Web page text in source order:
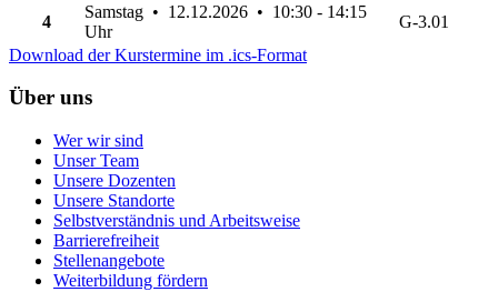
4
Samstag • 12.12.2026 • 10:30 - 14:15
Uhr
G-3.01
Download der Kurstermine im .ics-Format
Über uns
Wer wir sind
Unser Team
Unsere Dozenten
Unsere Standorte
Selbstverständnis und Arbeitsweise
Barrierefreiheit
Stellenangebote
Weiterbildung fördern